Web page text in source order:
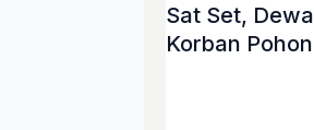
Sat Set, Dewan Muhammad Zaini Sigap Turun Sendiri Beri Bantuan
Korban